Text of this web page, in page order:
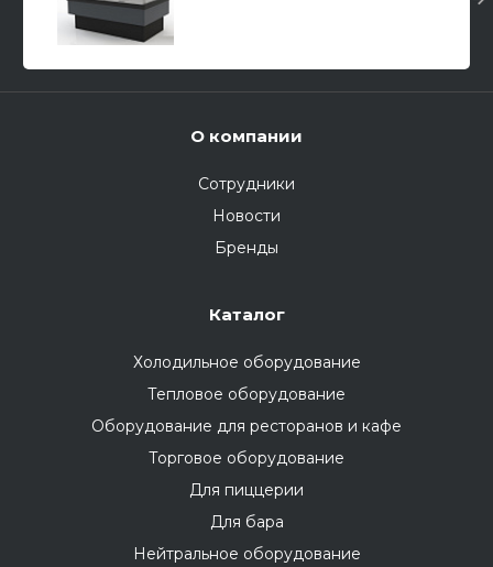
О компании
Сотрудники
Новости
Бренды
Каталог
Холодильное оборудование
Тепловое оборудование
Оборудование для ресторанов и кафе
Торговое оборудование
Для пиццерии
Для бара
Нейтральное оборудование